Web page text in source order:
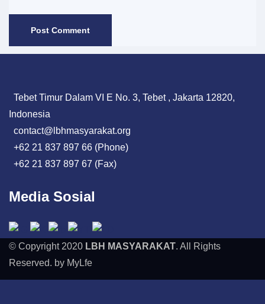
Tebet Timur Dalam VI E No. 3, Tebet , Jakarta 12820,
Indonesia
contact@lbhmasyarakat.org
+62 21 837 897 66 (Phone)
+62 21 837 897 67 (Fax)
Media Sosial
© Copyright 2020 LBH MASYARAKAT. All Rights
Reserved. by MyLfe